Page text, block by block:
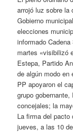
arrojó luz sobre la
Gobierno
elecciones
informado
martes «visibilizó
Estepa, Partido
de algún modo en
PP apoyaron el
grupo
concejales; la
La firma del pacto
jueves, a las 10